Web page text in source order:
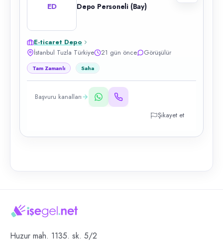
ED Depo Personeli (Bay)
E-ticaret Depo
İstanbul Tuzla Türkiye
21 gün önce Görüşülür
Tam Zamanlı Saha
Başvuru kanalları
Şikayet et
Huzur mah. 1135. sk. 5/2